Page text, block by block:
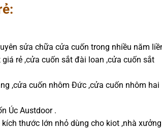
sửa chữa cửa cuốn trong nhiều năm
rẻ ,cửa cuốn sắt đài loan ,cửa cuốn sắt
,cửa cuốn nhôm Đức ,cửa cuốn nhôm hai
Úc Austdoor .
thước lớn nhỏ dùng cho kiot ,nhà xưởng